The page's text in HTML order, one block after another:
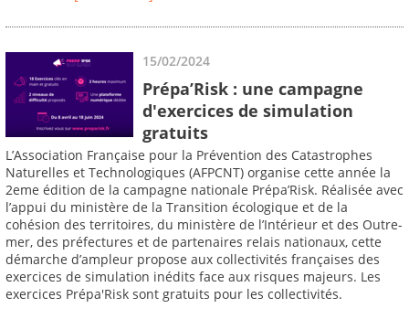
15/02/2024
Prépa’Risk : une campagne
d'exercices de simulation
gratuits
L’Association Française pour la Prévention des Catastrophes
Naturelles et Technologiques (AFPCNT) organise cette année la
2eme édition de la campagne nationale Prépa’Risk. Réalisée avec
l’appui du ministère de la Transition écologique et de la
cohésion des territoires, du ministère de l’Intérieur et des Outre-
mer, des préfectures et de partenaires relais nationaux, cette
démarche d’ampleur propose aux collectivités françaises des
exercices de simulation inédits face aux risques majeurs. Les
exercices Prépa'Risk sont gratuits pour les collectivités.